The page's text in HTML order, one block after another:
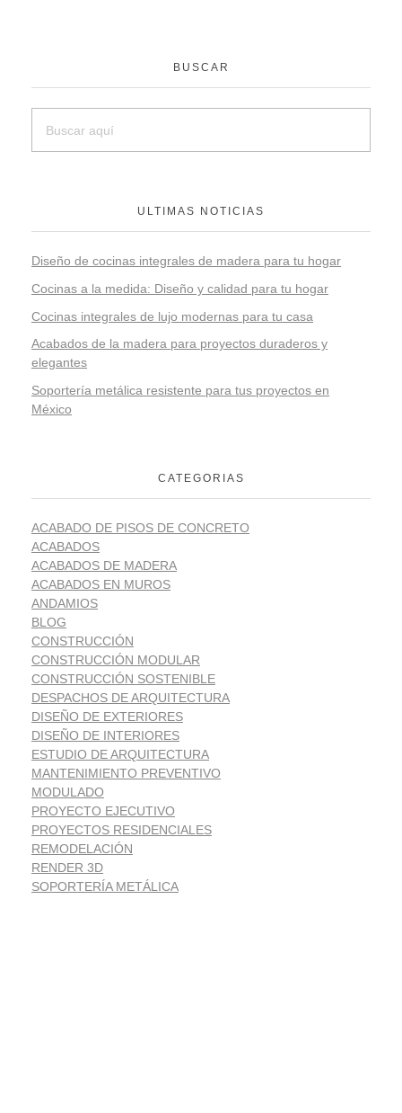
BUSCAR
ULTIMAS NOTICIAS
Diseño de cocinas integrales de madera para tu hogar
Cocinas a la medida: Diseño y calidad para tu hogar
Cocinas integrales de lujo modernas para tu casa
Acabados de la madera para proyectos duraderos y
elegantes
Soportería metálica resistente para tus proyectos en
México
CATEGORIAS
ACABADO DE PISOS DE CONCRETO
ACABADOS
ACABADOS DE MADERA
ACABADOS EN MUROS
ANDAMIOS
BLOG
CONSTRUCCIÓN
CONSTRUCCIÓN MODULAR
CONSTRUCCIÓN SOSTENIBLE
DESPACHOS DE ARQUITECTURA
DISEÑO DE EXTERIORES
DISEÑO DE INTERIORES
ESTUDIO DE ARQUITECTURA
MANTENIMIENTO PREVENTIVO
MODULADO
PROYECTO EJECUTIVO
PROYECTOS RESIDENCIALES
REMODELACIÓN
RENDER 3D
SOPORTERÍA METÁLICA